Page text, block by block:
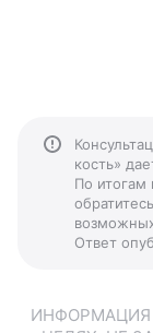
кость»
По итогам
Ответ
ИНФОРМАЦИЯ